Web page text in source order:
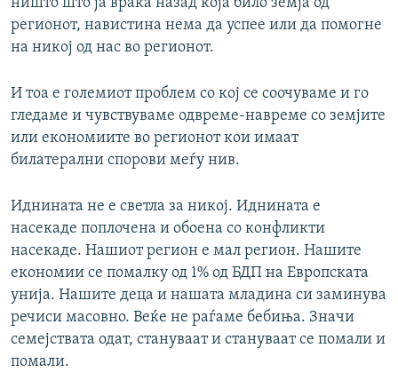
ништо што ја враќа назад која било земја од
регионот, навистина нема да успее или да помогне
на никој од нас во регионот.
И тоа е големиот проблем со кој се соочуваме и го
гледаме и чувствуваме одвреме-навреме со земјите
или економиите во регионот кои имаат
билатерални спорови меѓу нив.
Иднината не е светла за никој. Иднината е
насекаде поплочена и обоена со конфликти
насекаде. Нашиот регион е мал регион. Нашите
економии се помалку од 1% од БДП на Европската
унија. Нашите деца и нашата младина си заминува
речиси масовно. Веќе не раѓаме бебиња. Значи
семејствата одат, стануваат и стануваат се помали и
помали.